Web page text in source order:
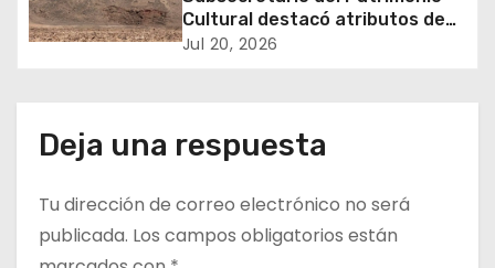
n
r
d
Cultural destacó atributos de
Geoglifos de Pintados para
Jul 20, 2026
Deja una respuesta
Tu dirección de correo electrónico no será
publicada. Los campos obligatorios están